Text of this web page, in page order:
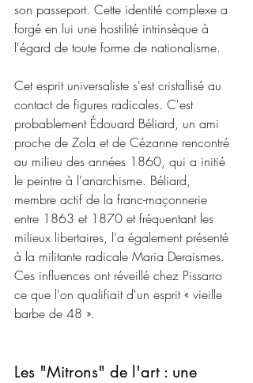
son passeport. Cette identité complexe a
forgé en lui une hostilité intrinsèque à
l'égard de toute forme de nationalisme.
Cet esprit universaliste s'est cristallisé au
contact de figures radicales. C'est
probablement Édouard Béliard, un ami
proche de Zola et de Cézanne rencontré
au milieu des années 1860, qui a initié
le peintre à l'anarchisme. Béliard,
membre actif de la franc-maçonnerie
entre 1863 et 1870 et fréquentant les
milieux libertaires, l'a également présenté
à la militante radicale Maria Deraismes.
Ces influences ont réveillé chez Pissarro
ce que l'on qualifiait d'un esprit « vieille
barbe de 48 ».
Les "Mitrons" de l'art : une